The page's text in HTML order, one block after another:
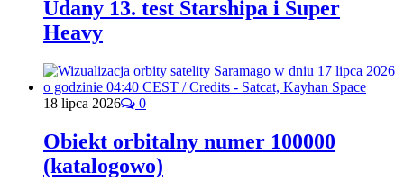
Udany 13. test Starshipa i Super
Heavy
18 lipca 2026 0
Obiekt orbitalny numer 100000
(katalogowo)